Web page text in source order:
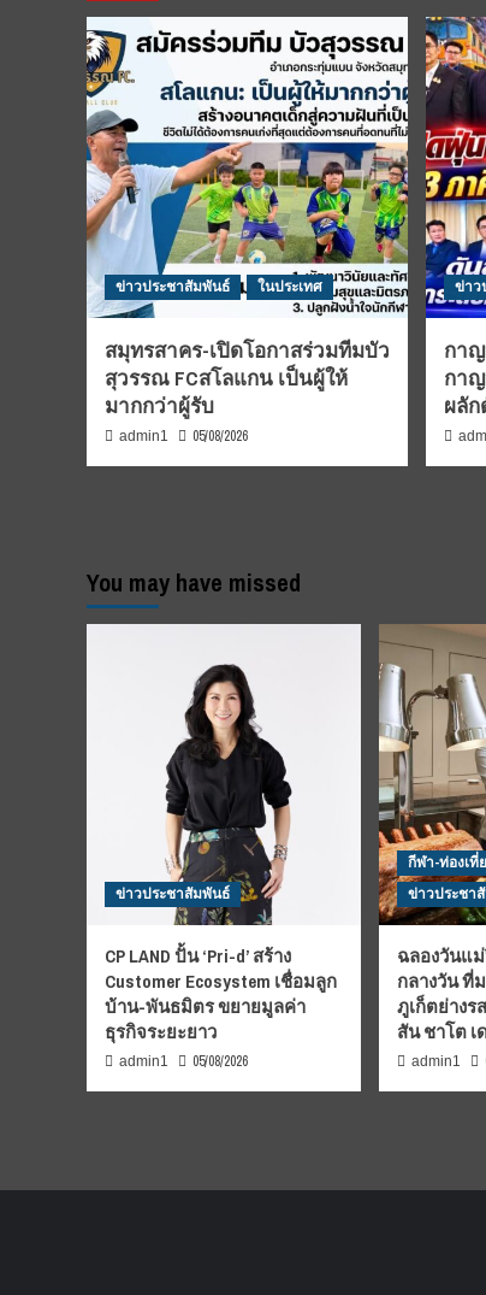
ข่าวประชาสัมพันธ์ ในประเทศ
สมุทรสาคร-เปิดโอกาสร่วมทีมบัว
สุวรรณ FCสโลแกน เป็นผู้ให้
มากกว่าผู้รับ
admin1 05/08/2026
ข่าว
กา
กา
ผลั
You may have missed
ข่าวประชาสัมพันธ์
CP LAND ปั้น ‘Pri-d’ สร้าง
Customer Ecosystem เชื่อมลูก
บ้าน-พันธมิตร ขยายมูลค่า
ธุรกิจระยะยาว
admin1 05/08/2026
กีฬา-ท่องเที่
ข่าวประชา
ฉลองวันแ
กลางวัน ที่
ภูเก็ตย่างร
สัน ชาโต
admin1